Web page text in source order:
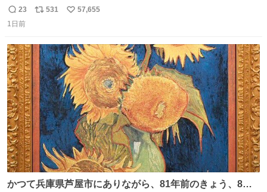
返
信
23
リ
ト
数
531
い
数
57,655
1日前
かつて兵庫県芦屋市にありながら、81年前のきょう、8月6